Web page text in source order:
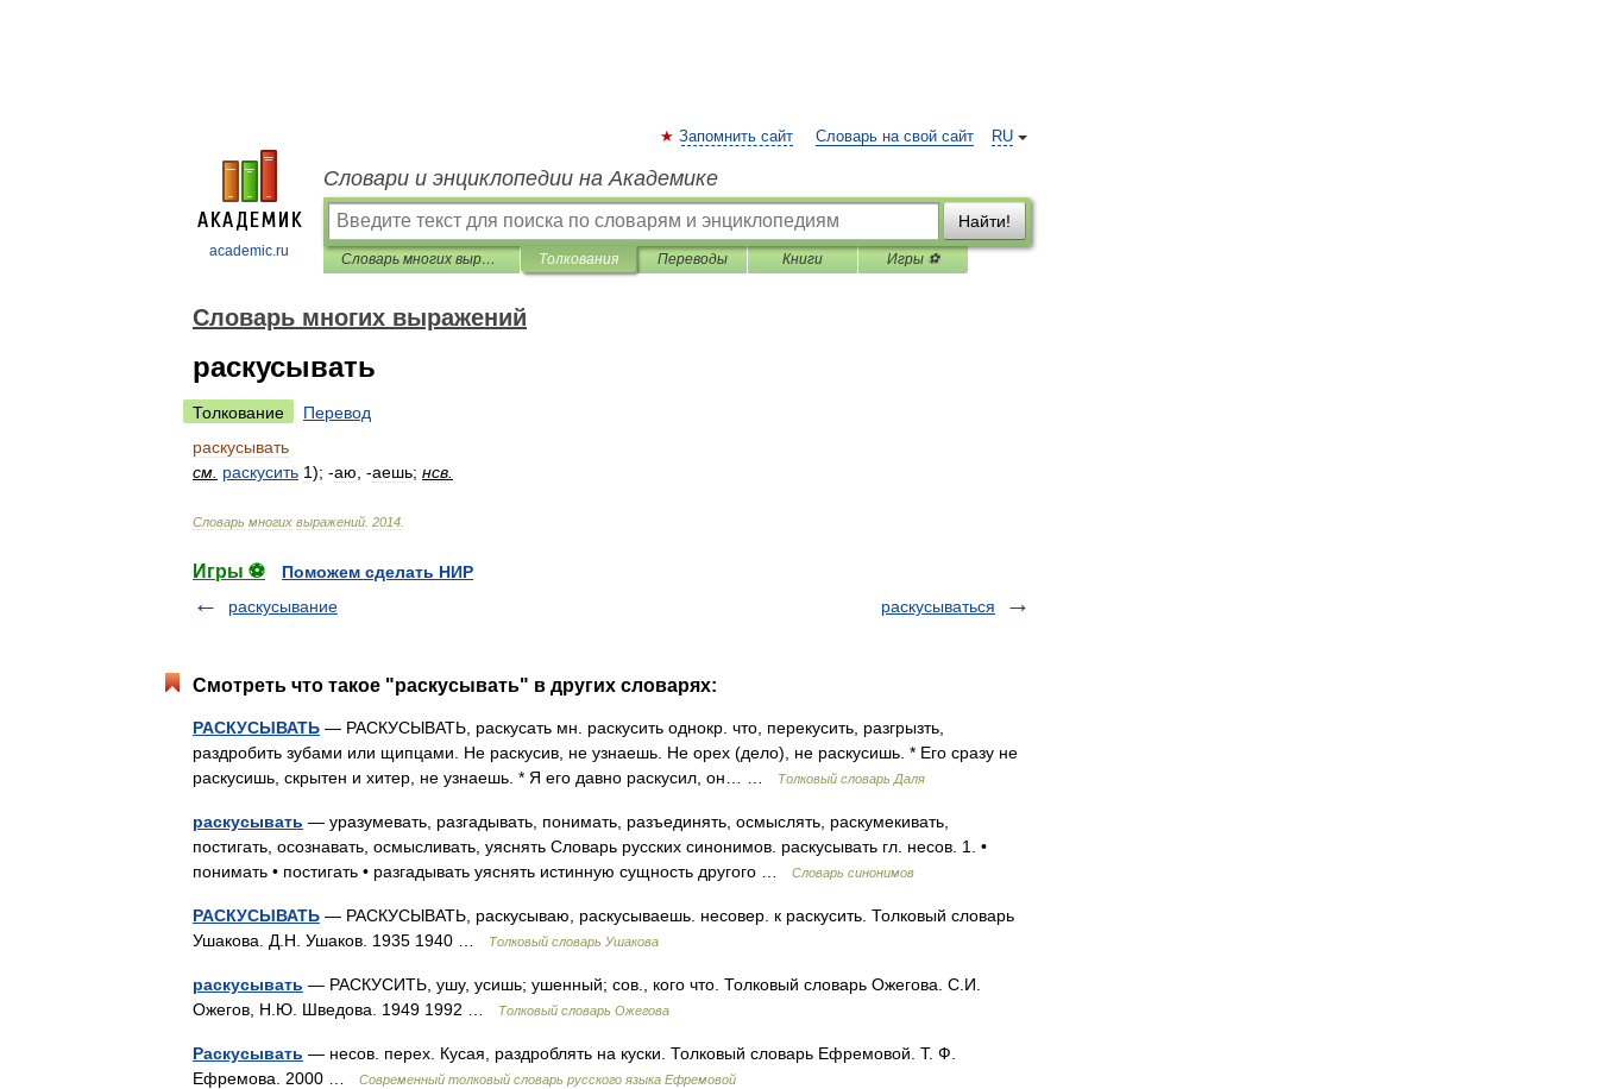
academic.ru
RU
Запомнить сайт Словарь на свой сайт
Словари и энциклопедии на Академике
Найти!
Словарь многих выражений Толкования Переводы Книги Игры ⚽
Словарь многих выражений
раскусывать
Толкование
Перевод
раскусывать
см раскусить 1); -аю , -аешь; нсв
Словарь многих выражений 2014
Игры ⚽
Поможем сделать НИР
раскусывание
раскусываться
Смотреть что такое "раскусывать" в других словарях:
РАСКУСЫВАТЬ — РАСКУСЫВАТЬ, раскусать мн. раскусить однокр. что, перекусить, разгрызть,
раздробить зубами или щипцами. Не раскусив, не узнаешь. Не орех (дело), не раскусишь. * Его сразу не
раскусишь, скрытен и хитер, не узнаешь. * Я его давно раскусил, он… …
Толковый словарь Даля
раскусывать — уразумевать, разгадывать, понимать, разъединять, осмыслять, раскумекивать,
постигать, осознавать, осмысливать, уяснять Словарь русских синонимов. раскусывать гл. несов. 1. •
понимать • постигать • разгадывать уяснять истинную сущность другого …
Словарь синонимов
РАСКУСЫВАТЬ — РАСКУСЫВАТЬ, раскусываю, раскусываешь. несовер. к раскусить. Толковый словарь
Ушакова. Д.Н. Ушаков. 1935 1940 …
Толковый словарь Ушакова
раскусывать — РАСКУСИТЬ, ушу, усишь; ушенный; сов., кого что. Толковый словарь Ожегова. С.И.
Ожегов, Н.Ю. Шведова. 1949 1992 …
Толковый словарь Ожегова
Раскусывать — несов. перех. Кусая, раздроблять на куски. Толковый словарь Ефремовой. Т. Ф.
Ефремова. 2000 …
Современный толковый словарь русского языка Ефремовой